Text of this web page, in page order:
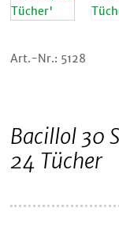
Art.-Nr.: 5128
Bacillol 30
24 Tücher